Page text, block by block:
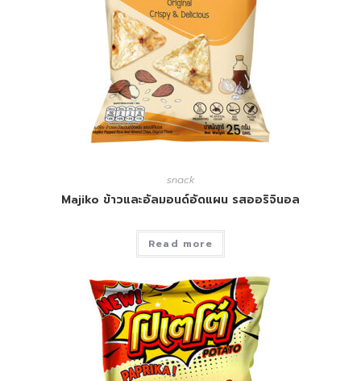
snack
Majiko ข้าวและอัลมอนด์อัดแผน รสออริจินอล
Read more